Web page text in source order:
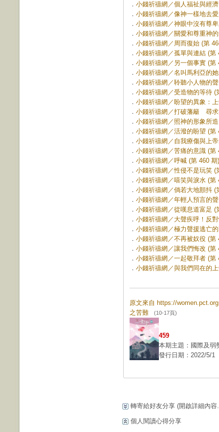
． 小錢祈禱網／個人福祉與經
． 小錢祈禱網／像神一樣地去
． 小錢祈禱網／神眼中沒有尊
． 小錢祈禱網／關愛和尊重神
． 小錢祈禱網／周而復始 (第
． 小錢祈禱網／孤單與連結 (第
． 小錢祈禱網／另一個事實 (第
． 小錢祈禱網／名叫馬利亞的
． 小錢祈禱網／聆聽小人物的
． 小錢祈禱網／受造物的等待 (
． 小錢祈禱網／盼望的異象：
． 小錢祈禱網／打破藩籬 尋求
． 小錢祈禱網／照神的形象所
． 小錢祈禱網／活潑的盼望 (第
． 小錢祈禱網／自我療傷與上
． 小錢祈禱網／苦痛的意識 (第
． 小錢祈禱網／呼喊 (第 460 期)
． 小錢祈禱網／性侵不是玩笑 (
． 小錢祈禱網／嘻笑與淚水 (第
． 小錢祈禱網／倘若大地顫抖 (
． 小錢祈禱網／年輕人預言的
． 小錢祈禱網／從嘆息道富足 (
． 小錢祈禱網／大聲疾呼！反
． 小錢祈禱網／極力聲援逃亡
． 小錢祈禱網／不再被奴役 (第
． 小錢祈禱網／讓我們悔改 (第
． 小錢祈禱網／一起敬拜者 (第
． 小錢祈禱網／與我們同在的
原文來自 https://
之苦難 (10-17頁)
459
本期主題：國際及弱
發行日期：2022/5/1
轉寄給好友分享 (開啟詳細內容
個人閱讀心得分享